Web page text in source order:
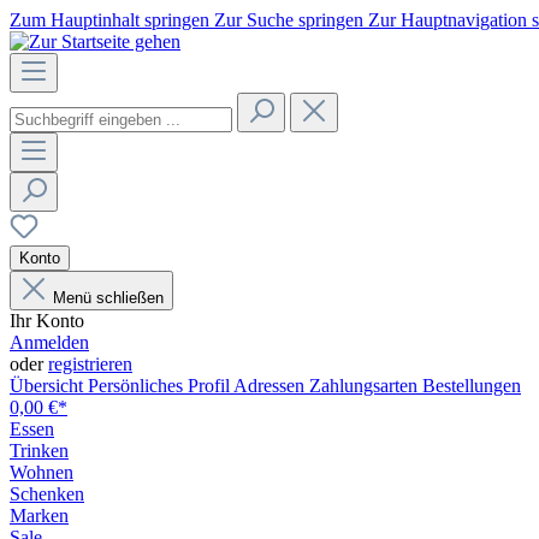
Zum Hauptinhalt springen Zur Suche springen Zur Hauptnavigation
Konto
Menü schließen
Ihr Konto
Anmelden
oderregistrieren
Übersicht Persönliches Profil Adressen Zahlungsarten Bestellungen
0,00 €*
Essen
Trinken
Wohnen
Schenken
Marken